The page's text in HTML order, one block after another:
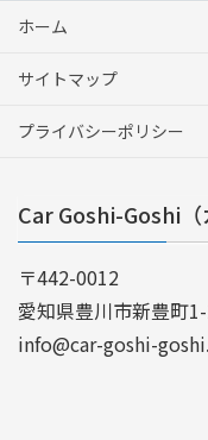
ホーム
サイトマップ
プライバシーポリシー
Car Goshi-Goshi（
〒442-0012
愛知県豊川市新豊町
info@car-goshi-